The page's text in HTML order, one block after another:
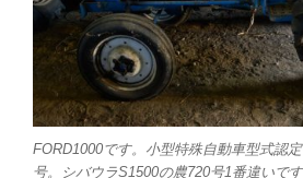
FORD1000です。小型特殊自動車型式認
号。シバウラS1500の農720号1番違いで